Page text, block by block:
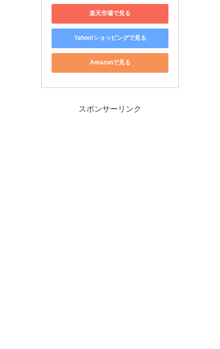
楽天市場で見る
Yahoo!ショッピングで見る
Amazonで見る
スポンサーリンク